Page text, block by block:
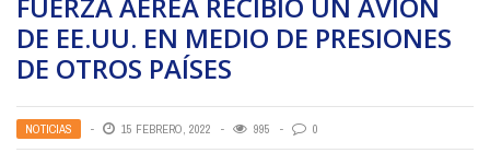
DE EE.UU. EN MEDIO DE PRESIONES
DE OTROS PAÍSES
NOTICIAS 15 FEBRERO, 2022 995 0